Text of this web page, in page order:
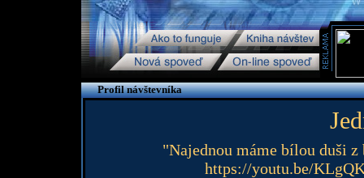
Profil návštevníka
"Najednou máme bílou duši
https://youtu.be/